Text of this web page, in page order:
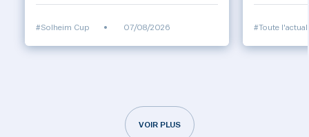
#Solheim Cup • 07/08/2026 #Toute
VOIR PLUS